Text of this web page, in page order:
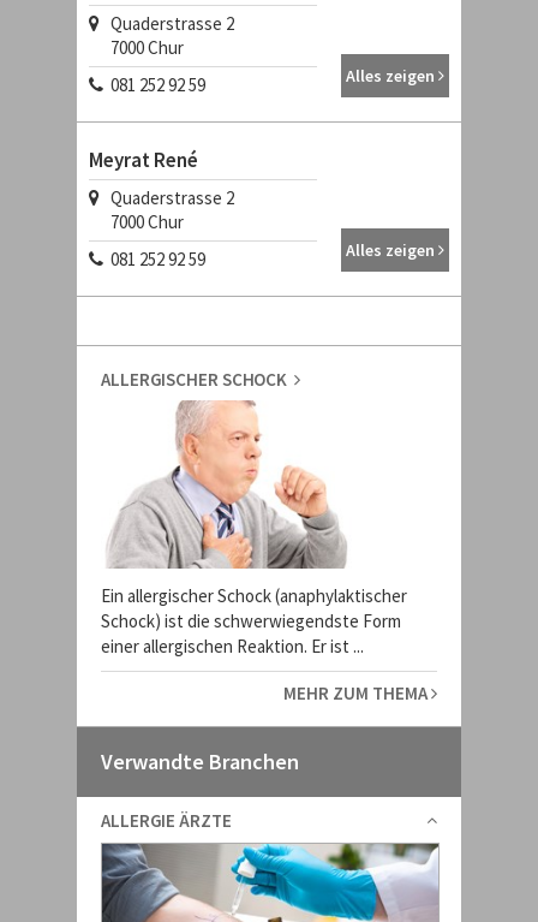
Quaderstrasse 2
7000Chur
081 252 92 59
Alles zeigen
Meyrat René
Quaderstrasse 2
7000Chur
081 252 92 59
Alles zeigen
ALLERGISCHER SCHOCK
Ein allergischer Schock (anaphylaktischer
Schock) ist die schwerwiegendste Form
einer allergischen Reaktion. Er ist ...
MEHR ZUM THEMA
Verwandte Branchen
ALLERGIE ÄRZTE